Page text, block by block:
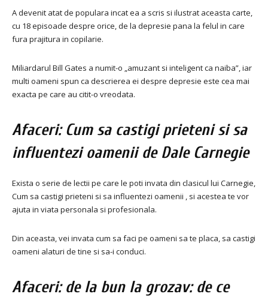
A devenit atat de populara incat ea a scris si ilustrat aceasta carte,
cu 18 episoade despre orice, de la depresie pana la felul in care
fura prajitura in copilarie.
Miliardarul Bill Gates a numit-o „amuzant si inteligent ca naiba”, iar
multi oameni spun ca descrierea ei despre depresie este cea mai
exacta pe care au citit-o vreodata.
Afaceri: Cum sa castigi prieteni si sa
influentezi oamenii de Dale Carnegie
Exista o serie de lectii pe care le poti invata din clasicul lui Carnegie,
Cum sa castigi prieteni si sa influentezi oamenii , si acestea te vor
ajuta in viata personala si profesionala.
Din aceasta, vei invata cum sa faci pe oameni sa te placa, sa castigi
oameni alaturi de tine si sa-i conduci.
Afaceri: de la bun la grozav: de ce